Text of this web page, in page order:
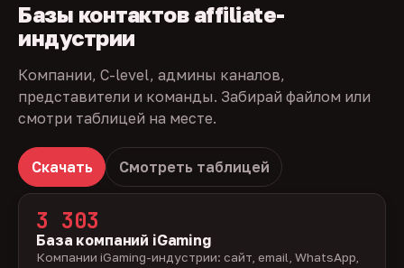
Базы контактов affiliate-
индустрии
Компании, C-level, админы каналов,
представители и команды. Забирай файлом или
смотри таблицей на месте.
Скачать Смотреть таблицей
3 303
База компаний iGaming
Компании iGaming-индустрии: сайт, email, WhatsApp,